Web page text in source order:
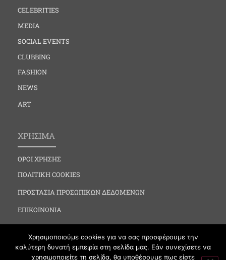
CELEBRITIES
MEDIA
SOCIAL EVENTS
CLUBBING
FASHION
NEWS
ART
ΧΡΗΣΙΜΑ
ΟΡΟΙ ΧΡΗΣΗΣ
ΠΟΛΙΤΙΚΗ COOKIES
ΠΡΟΣΤΑΣΙΑ ΠΡΟΣΩΠΙΚΩΝ ΔΕΔΟΜΕΝΩΝ
ΕΠΙΚΟΙΝΩΝΙΑ
Χρησιμοποιούμε cookies για να σας προσφέρουμε την
καλύτερη δυνατή εμπειρία στη σελίδα μας. Εάν συνεχίσετε να
χρησιμοποιείτε τη σελίδα, θα υποθέσουμε πως είστε